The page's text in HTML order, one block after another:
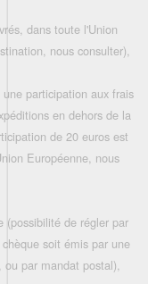
dans toute l'Union
nous consulter),
participation aux frais
en dehors de la
de 20 euros est
Européenne, nous
(possibilité de régler par
soit émis par une
par mandat postal),